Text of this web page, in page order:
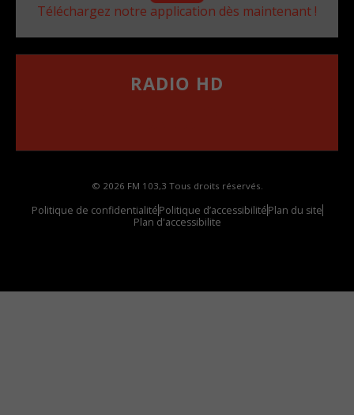
Téléchargez notre application dès maintenant !
RADIO HD
© 2026 FM 103,3 Tous droits réservés.
Politique de confidentialitéPolitique d’accessibilitéPlan du site
Plan d'accessibilite